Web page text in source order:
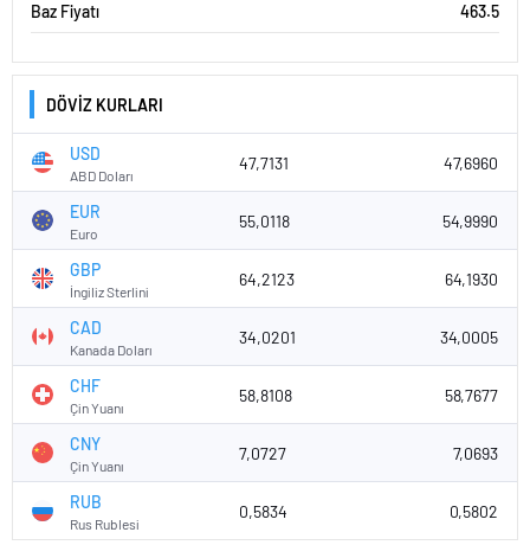
Baz Fiyatı 463.5
DÖVİZ KURLARI
USD
ABD Doları
47,7131 47,6960
EUR
Euro
55,0118 54,9990
GBP
İngiliz Sterlini
64,2123 64,1930
CAD
Kanada Doları
34,0201 34,0005
CHF
Çin Yuanı
58,8108 58,7677
CNY
Çin Yuanı
7,0727 7,0693
RUB
Rus Rublesi
0,5834 0,5802